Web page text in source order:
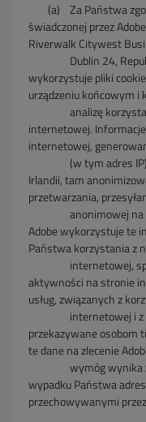
(a)
Za Państwa
świadczonej przez
Riverwalk Citywest
Dublin 24,
wykorzystuje pliki
urządzeniu końcowym i
analizę
internetowej.
internetowej,
(w tym adres
Irlandii, tam
przetwarzania,
anonimowej
Adobe wykorzystuje te
Państwa korzystania z
internetowej,
aktywności na stronie
usług, związanych z
internetowej i
przekazywane osobom
te dane na zlecenie
wymóg wynika
wypadkuPaństwa
przechowywanymi